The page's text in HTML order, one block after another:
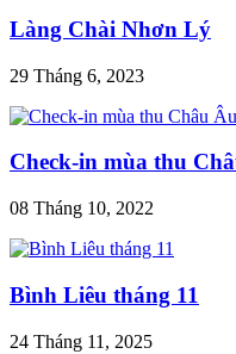
Làng Chài Nhơn Lý
29 Tháng 6, 2023
Check-in mùa thu
08 Tháng 10, 2022
Bình Liêu tháng 11
24 Tháng 11, 2025